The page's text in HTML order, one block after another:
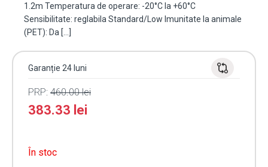
1.2m Temperatura de operare: -20°C la +60°C
Sensibilitate: reglabila Standard/Low Imunitate la animale
(PET): Da […]
Garanție 24 luni
PRP: 460.00lei
383.33 lei
În stoc